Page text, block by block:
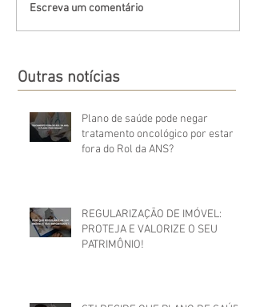
Escreva um comentário
Outras notícias
Plano de saúde pode negar
tratamento oncológico por estar
fora do Rol da ANS?
REGULARIZAÇÃO DE IMÓVEL:
PROTEJA E VALORIZE O SEU
PATRIMÔNIO!